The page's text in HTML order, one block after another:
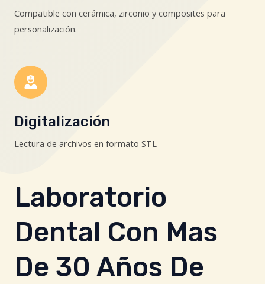
Compatible con cerámica, zirconio y composites para
personalización.
Digitalización
Lectura de archivos en formato STL
Laboratorio
Dental Con Mas
De 30 Años De